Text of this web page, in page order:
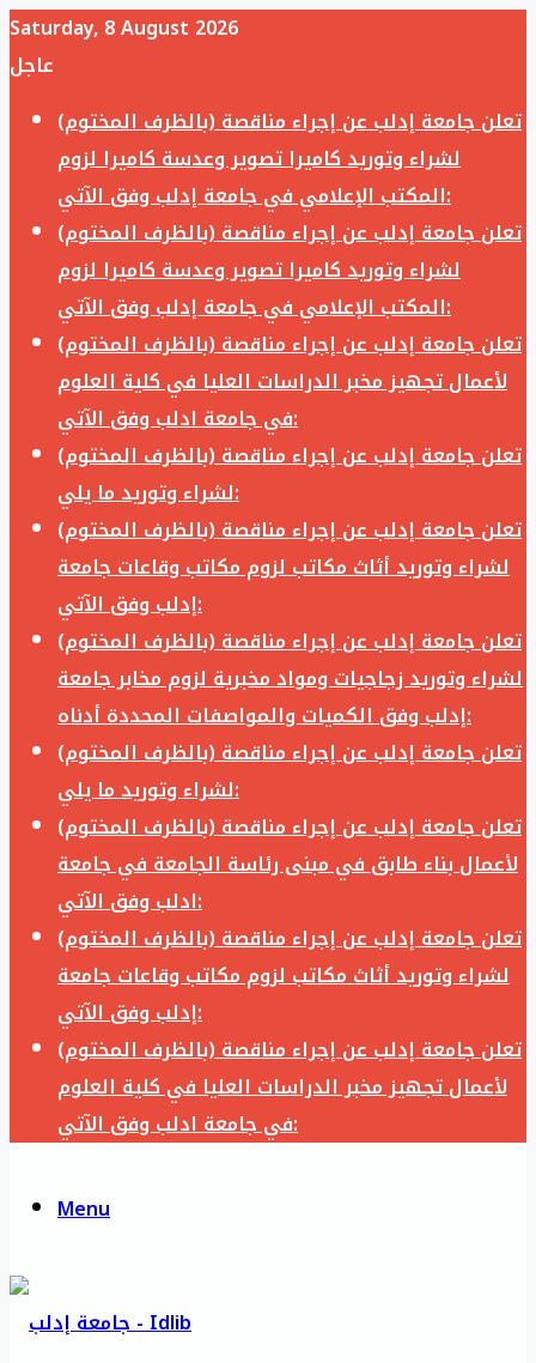
Saturday, 8 August 2026
عاجل
تعلن جامعة إدلب عن إجراء مناقصة (بالظرف المختوم)
لشراء وتوريد كاميرا تصوير وعدسة كاميرا لزوم
المكتب الإعلامي في جامعة إدلب وفق الآتي:
تعلن جامعة إدلب عن إجراء مناقصة (بالظرف المختوم)
لشراء وتوريد كاميرا تصوير وعدسة كاميرا لزوم
المكتب الإعلامي في جامعة إدلب وفق الآتي:
تعلن جامعة إدلب عن إجراء مناقصة (بالظرف المختوم)
لأعمال تجهيز مخبر الدراسات العليا في كلية العلوم
في جامعة ادلب وفق الآتي:
تعلن جامعة إدلب عن إجراء مناقصة (بالظرف المختوم)
لشراء وتوريد ما يلي:
تعلن جامعة إدلب عن إجراء مناقصة (بالظرف المختوم)
لشراء وتوريد أثاث مكاتب لزوم مكاتب وقاعات جامعة
إدلب وفق الآتي:
تعلن جامعة إدلب عن إجراء مناقصة (بالظرف المختوم)
لشراء وتوريد زجاجيات ومواد مخبرية لزوم مخابر جامعة
إدلب وفق الكميات والمواصفات المحددة أدناه:
تعلن جامعة إدلب عن إجراء مناقصة (بالظرف المختوم)
لشراء وتوريد ما يلي:
تعلن جامعة إدلب عن إجراء مناقصة (بالظرف المختوم)
لأعمال بناء طابق في مبنى رئاسة الجامعة في جامعة
ادلب وفق الآتي:
تعلن جامعة إدلب عن إجراء مناقصة (بالظرف المختوم)
لشراء وتوريد أثاث مكاتب لزوم مكاتب وقاعات جامعة
إدلب وفق الآتي:
تعلن جامعة إدلب عن إجراء مناقصة (بالظرف المختوم)
لأعمال تجهيز مخبر الدراسات العليا في كلية العلوم
في جامعة ادلب وفق الآتي:
Menu